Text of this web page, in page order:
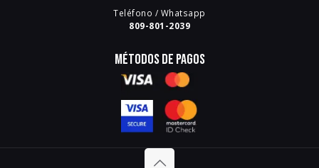
Teléfono / Whatsapp
809-801-2039
Métodos de pagos